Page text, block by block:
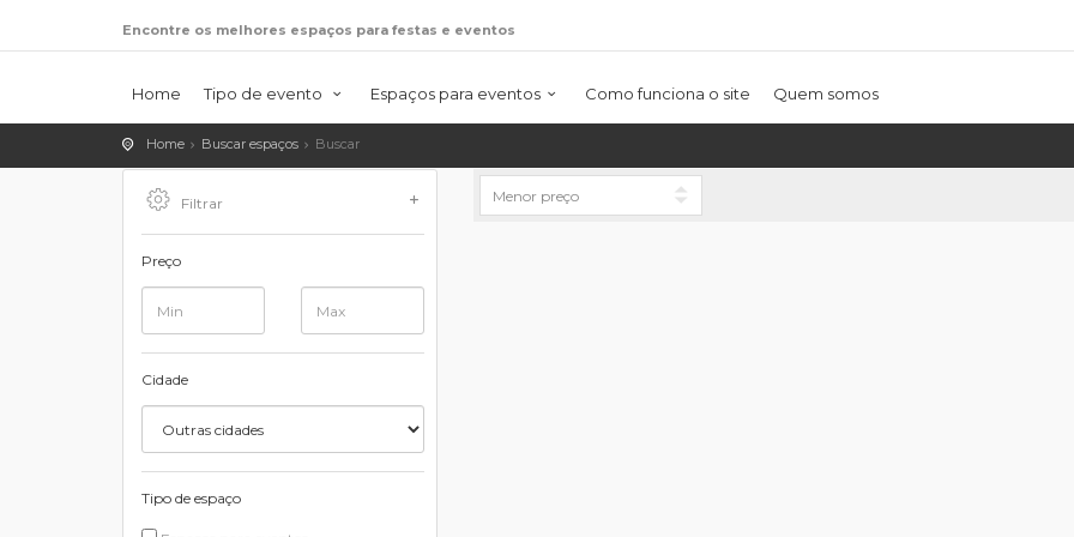
Encontre os melhores espaços para festas e eventos
Home Tipo de evento Espaços para eventos Como funciona o site Quem somos
Home Buscar espaços Buscar
Filtrar
Preço
Cidade
Tipo de espaço